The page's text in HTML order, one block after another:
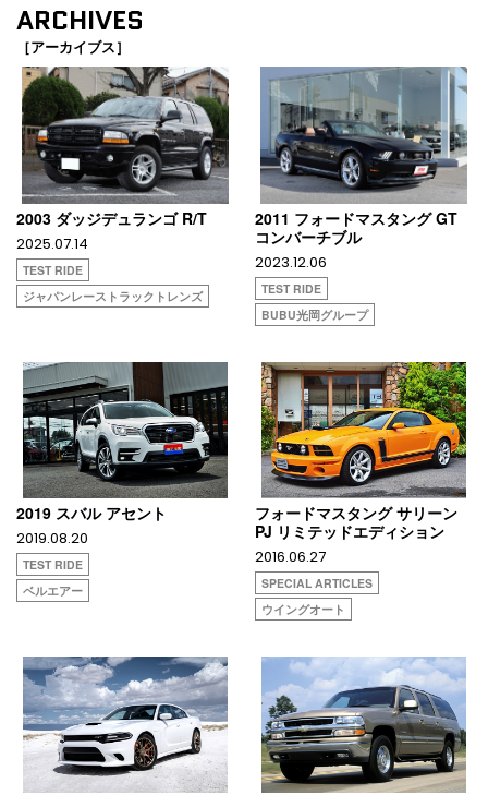
ARCHIVES
［アーカイブス］
2003 ダッジデュランゴ R/T
2025.07.14
TEST RIDE
ジャパンレーストラックトレンズ
2011 フォードマスタング GT
コンバーチブル
2023.12.06
TEST RIDE
BUBU光岡グループ
2019 スバル アセント
2019.08.20
TEST RIDE
ベルエアー
フォードマスタング サリーン
PJ リミテッドエディション
2016.06.27
SPECIAL ARTICLES
ウイングオート